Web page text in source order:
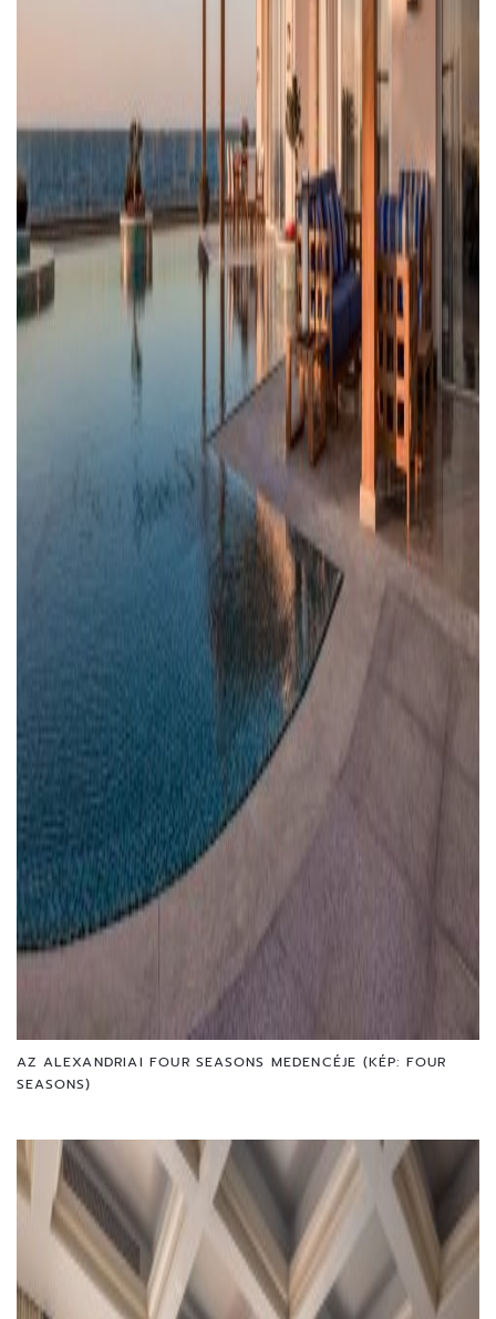
AZ ALEXANDRIAI FOUR SEASONS MEDENCÉJE (KÉP: FOUR
SEASONS)